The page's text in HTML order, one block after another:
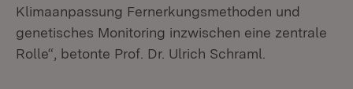
Klimaanpassung Fernerkungsmethoden und
genetisches Monitoring inzwischen eine zentrale
Rolle“, betonte Prof. Dr. Ulrich Schraml.